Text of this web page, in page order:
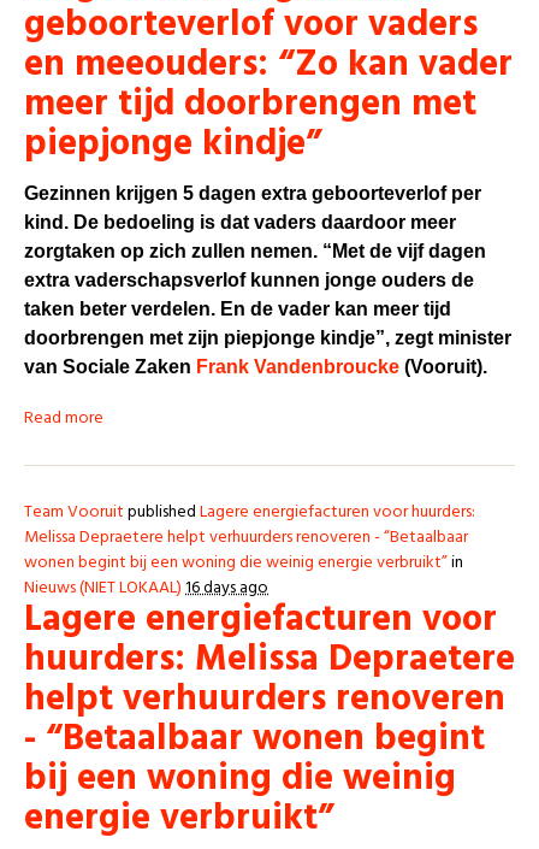
geboorteverlof voor vaders
en meeouders: “Zo kan vader
meer tijd doorbrengen met
piepjonge kindje”
Gezinnen krijgen 5 dagen extra geboorteverlof per
kind. De bedoeling is dat vaders daardoor meer
zorgtaken op zich zullen nemen. “Met de vijf dagen
extra vaderschapsverlof kunnen jonge ouders de
taken beter verdelen. En de vader kan meer tijd
doorbrengen met zijn piepjonge kindje”, zegt minister
van Sociale Zaken Frank Vandenbroucke (Vooruit).
Read more
Team VooruitpublishedLagere energiefacturen voor huurders:
Melissa Depraetere helpt verhuurders renoveren - “Betaalbaar
wonen begint bij een woning die weinig energie verbruikt”in
Nieuws (NIET LOKAAL)16 days ago
Lagere energiefacturen voor
huurders: Melissa Depraetere
helpt verhuurders renoveren
- “Betaalbaar wonen begint
bij een woning die weinig
energie verbruikt”